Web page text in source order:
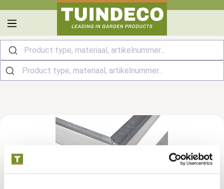
Product type, materiaal, artikelnummer...